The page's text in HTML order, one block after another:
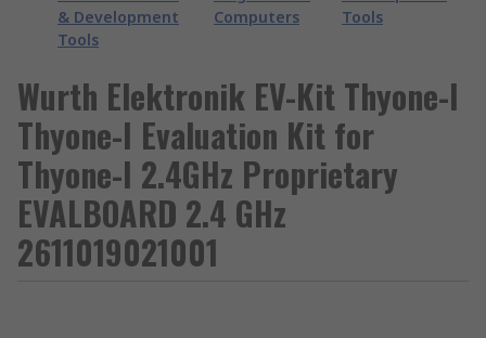
& Development
Tools
Computers
Tools
Wurth Elektronik EV-Kit Thyone-I
Thyone-I Evaluation Kit for
Thyone-I 2.4GHz Proprietary
EVALBOARD 2.4 GHz
2611019021001